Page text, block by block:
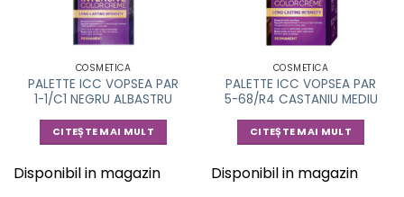
COSMETICA
PALETTE ICC VOPSEA PAR
1-1/C1 NEGRU ALBASTRU
CITEȘTE MAI MULT
Disponibil in magazin
COSMETICA
PALETTE ICC VOPSEA PAR
5-68/R4 CASTANIU MEDIU
CITEȘTE MAI MULT
Disponibil in magazin